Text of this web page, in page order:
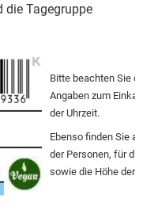
die Tagegruppe
Bitte beachten Sie
Angaben zum
der Uhrzeit.
Ebenso finden Sie
der Personen, für
sowie die Höhe der